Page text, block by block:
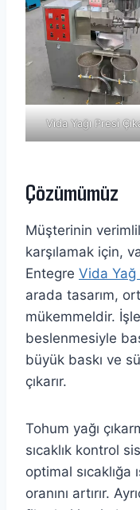
Vida Yağı Presi
Çözümümüz
Müşterinin
karşılamak için,
Entegre Vida Yağ
arada tasarım,
mükemmeldir.
beslenmesiyle
büyük baskı ve
çıkarır.
Tohum yağı
sıcaklık kontrol
optimal sıcaklığa
oranını artırır.